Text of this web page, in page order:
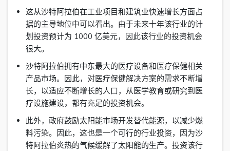
这从沙特阿拉伯在工业项目和建筑业快速增长方面占
据的主导地位中可以看出。由于未来十年该行业的计
划投资预计为 1000 亿美元，因此该行业的投资机会
很大。
沙特阿拉伯拥有中东最大的医疗设备和医疗保健相关
产品市场。因此，对医疗保健解决方案的需求不断增
长，以适应不断增长的人口，从医学教育或研究到医
疗设施建设，都有充足的投资机会。
此外，政府鼓励太阳能市场开发替代能源，以减少燃
料污染。因此，这也是一个可行的行业投资，因为沙
特阿拉伯炎热的气候缓解了太阳能的生产。投资该行